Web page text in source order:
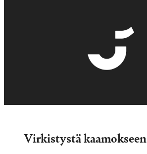
Virkistystä kaamokseen